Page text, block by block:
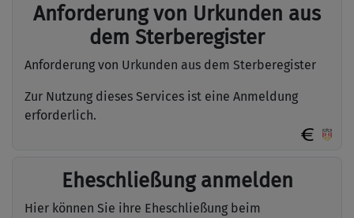
Anforderung von Urkunden aus
dem Sterberegister
Anforderung von Urkunden aus dem Sterberegister
Zur Nutzung dieses Services ist eine Anmeldung
erforderlich.
Eheschließung anmelden
Hier können Sie ihre Eheschließung beim